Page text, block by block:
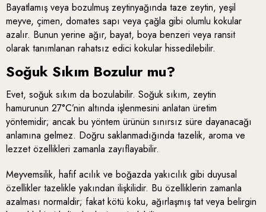
Bayatlamış veya bozulmuş zeytinyağında taze zeytin, yeşil
meyve, çimen, domates sapı veya çağla gibi olumlu kokular
azalır. Bunun yerine ağır, bayat, boya benzeri veya ransit
olarak tanımlanan rahatsız edici kokular hissedilebilir.
Soğuk Sıkım Bozulur mu?
Evet, soğuk sıkım da bozulabilir. Soğuk sıkım, zeytin
hamurunun 27°C’nin altında işlenmesini anlatan üretim
yöntemidir; ancak bu yöntem ürünün sınırsız süre dayanacağı
anlamına gelmez. Doğru saklanmadığında tazelik, aroma ve
lezzet özellikleri zamanla zayıflayabilir.
Meyvemsilik, hafif acılık ve boğazda yakıcılık gibi duyusal
özellikler tazelikle yakından ilişkilidir. Bu özelliklerin zamanla
azalması normaldir; fakat kötü koku, ağırlaşmış tat veya belirgin